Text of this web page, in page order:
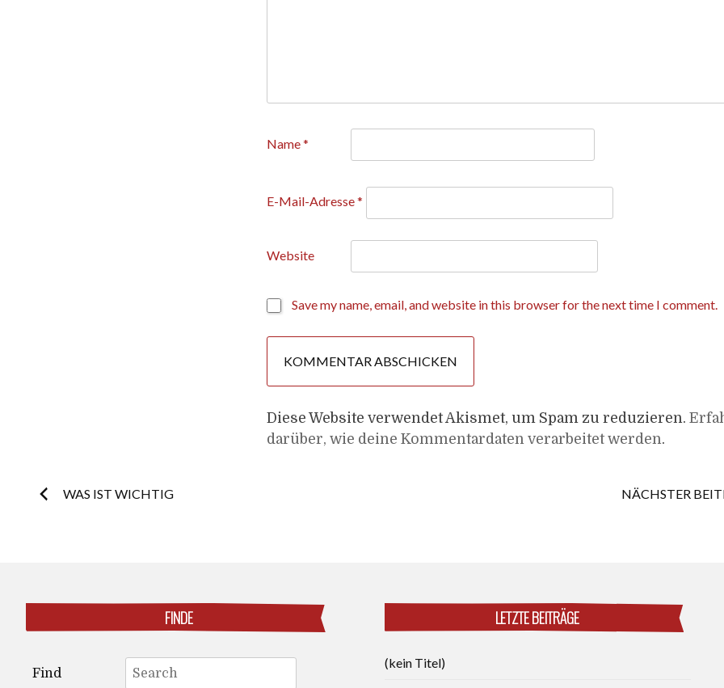
Name*
E-Mail-Adresse*
Website
Save my name, email, and website in this browser for the next time I comment.
Diese Website verwendet Akismet, um Spam zu reduzieren.
darüber, wie deine Kommentardaten verarbeitet werden.
Post
WAS IST WICHTIG NÄCHSTER
FINDE
for:
Find
LETZTE BEITRÄGE
(kein Titel)